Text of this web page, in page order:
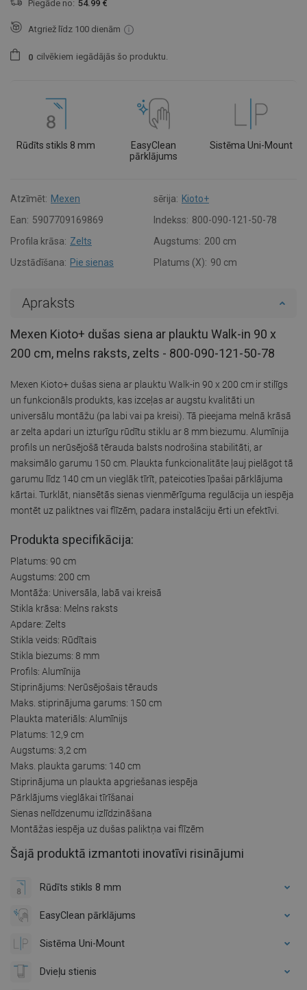
Piegāde no: 54.99 €
Atgriež līdz 100 dienām
0 cilvēkiem iegādājās šo produktu.
Rūdīts stikls 8 mm
EasyClean
pārklājums
Sistēma Uni-Mount
Atzīmēt: Mexen sērija: Kioto+
Ean: 5907709169869 Indekss: 800-090-121-50-78
Profila krāsa: Zelts Augstums: 200 cm
Uzstādīšana: Pie sienas Platums (X): 90 cm
Apraksts
Mexen Kioto+ dušas siena ar plauktu Walk-in 90 x
200 cm, melns raksts, zelts - 800-090-121-50-78
Mexen Kioto+ dušas siena ar plauktu Walk-in 90 x 200 cm ir stilīgs
un funkcionāls produkts, kas izceļas ar augstu kvalitāti un
universālu montāžu (pa labi vai pa kreisi). Tā pieejama melnā krāsā
ar zelta apdari un izturīgu rūdītu stiklu ar 8 mm biezumu. Alumīnija
profils un nerūsējošā tērauda balsts nodrošina stabilitāti, ar
maksimālo garumu 150 cm. Plaukta funkcionalitāte ļauj pielāgot tā
garumu līdz 140 cm un vieglāk tīrīt, pateicoties īpašai pārklājuma
kārtai. Turklāt, niansētās sienas vienmērīguma regulācija un iespēja
montēt uz paliktnes vai flīzēm, padara instalāciju ērti un efektīvi.
Produkta specifikācija:
Platums: 90 cm
Augstums: 200 cm
Montāža: Universāla, labā vai kreisā
Stikla krāsa: Melns raksts
Apdare: Zelts
Stikla veids: Rūdītais
Stikla biezums: 8 mm
Profils: Alumīnija
Stiprinājums: Nerūsējošais tērauds
Maks. stiprinājuma garums: 150 cm
Plaukta materiāls: Alumīnijs
Platums: 12,9 cm
Augstums: 3,2 cm
Maks. plaukta garums: 140 cm
Stiprinājuma un plaukta apgriešanas iespēja
Pārklājums vieglākai tīrīšanai
Sienas nelīdzenumu izlīdzināšana
Montāžas iespēja uz dušas paliktņa vai flīzēm
Šajā produktā izmantoti inovatīvi risinājumi
Rūdīts stikls 8 mm
EasyClean pārklājums
Sistēma Uni-Mount
Dvieļu stienis